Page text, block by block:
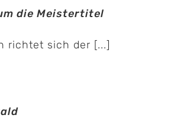
die Meistertitel
richtet sich der [...]